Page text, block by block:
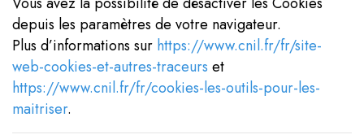
depuis les paramètres de votre navigateur.
Plus d’informations sur https://www.cnil.fr/fr/site-
web-cookies-et-autres-traceurs et
https://www.cnil.fr/fr/cookies-les-outils-pour-les-
maitriser.